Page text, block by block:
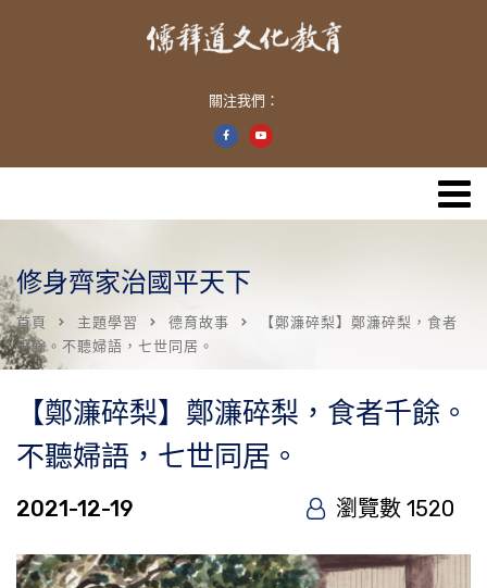
關注我們：
修身齊家治國平天下
首頁 主題學習 德育故事
【鄭濂碎梨】鄭濂碎梨，食者
千餘。不聽婦語，七世同居。
【鄭濂碎梨】鄭濂碎梨，食者千餘。
不聽婦語，七世同居。
2021-12-19 瀏覽數 1520